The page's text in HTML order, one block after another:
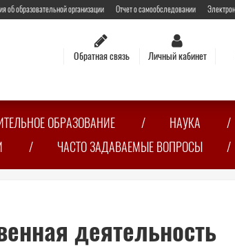
об образовательной организации Отчет о самообследовании
Обратная связь Личный кабинет
ОБРАЗОВАНИЕ
НАУКА
ЧАСТО ЗАДАВАЕМЫЕ ВОПРОСЫ
деятельность